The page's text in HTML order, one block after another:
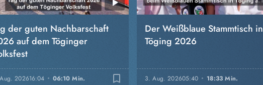
der guten Nachbarschaft
auf dem Töginger
202616:04 06:10 Min. bookmark_border
Der Weißblaue Stammtisch in
Töging 2026
3. Aug. 202605:40 18:33 Min.